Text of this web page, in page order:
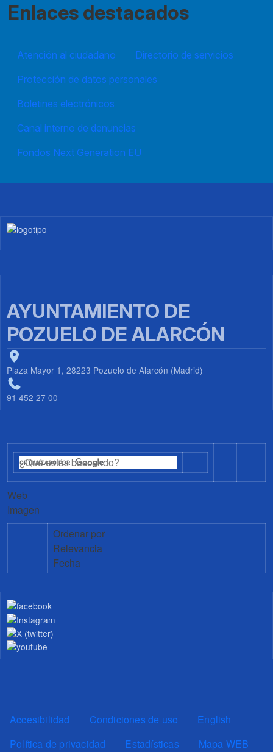
Enlaces destacados
Atención al ciudadano
Directorio de servicios
Protección de datos personales
Boletines electrónicos
Canal interno de denuncias
Fondos Next Generation EU
Imagen
AYUNTAMIENTO DE
POZUELO DE ALARCÓN
Plaza Mayor 1, 28223 Pozuelo de Alarcón (Madrid)
91 452 27 00
Web
Imagen
Ordenar por
Relevancia
Fecha
Pie de página
Accesibilidad Condiciones de uso
English
Política de privacidad
Estadísticas Mapa WEB